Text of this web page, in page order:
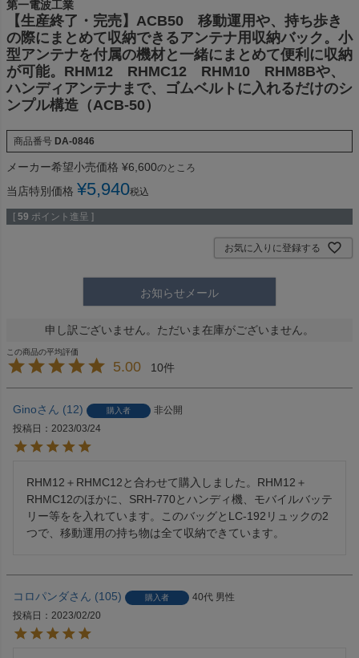
第一電波工業
【生産終了・完売】ACB50 移動運用や、持ち歩き
の際にまとめて収納できるアンテナ用収納バック。小
型アンテナを付属の機材と一緒にまとめて便利に収納
が可能。RHM12 RHMC12 RHM10 RHM8Bや、
ハンディアンテナまで、ゴムベルトに入れるだけのシ
ンプル構造（ACB-50）
商品番号 DA-0846
メーカー希望小売価格 ¥6,600のところ
当店特別価格 ¥5,940税込
[ 59 ポイント進呈 ]
お気に入りに登録する
お知らせメール
申し訳ございません。ただいま在庫がございません。
5.00 10
Gino 12 購入者
非公開
投稿日
2023/03/24
RHM12＋RHMC12と合わせて購入しました。RHM12＋
RHMC12のほかに、SRH-770とハンディ機、モバイルバッテ
リー等をを入れています。このバッグとLC-192リュックの2
つで、移動運用の持ち物は全て収納できています。
コロパンダ 105 購入者 40代 男性
投稿日
2023/02/20